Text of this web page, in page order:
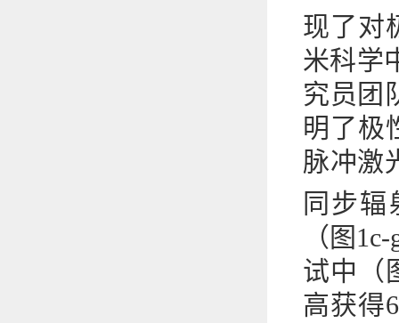
现了对
米科学
究员团
明了极
脉冲激
同步辐
（图
试中（
高获得